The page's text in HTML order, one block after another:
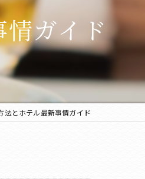
ガイド
法とホテル最新事情ガイド